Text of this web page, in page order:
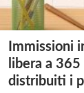
Immissioni
libera a
distribuiti i